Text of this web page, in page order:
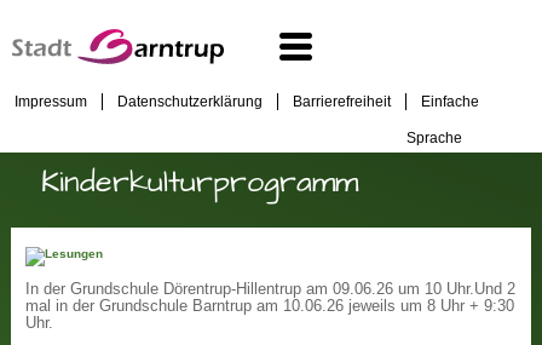
Impressum Datenschutzerklärung Barrierefreiheit Einfache
Sprache
Kinderkulturprogramm
In der Grundschule Dörentrup-Hillentrup am 09.06.26 um 10 Uhr.Und 2
mal in der Grundschule Barntrup am 10.06.26 jeweils um 8 Uhr + 9:30
Uhr.